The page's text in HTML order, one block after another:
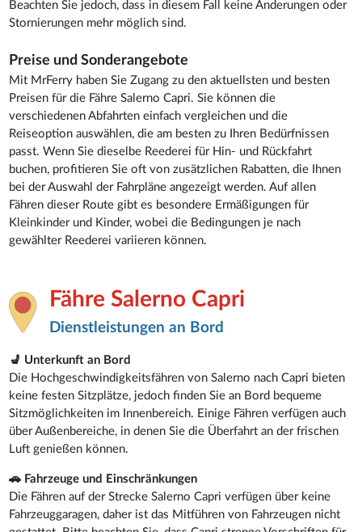
Beachten Sie jedoch, dass in diesem Fall keine Änderungen oder
Stornierungen mehr möglich sind.
Preise und Sonderangebote
Mit MrFerry haben Sie Zugang zu den aktuellsten und besten
Preisen für die Fähre Salerno Capri. Sie können die
verschiedenen Abfahrten einfach vergleichen und die
Reiseoption auswählen, die am besten zu Ihren Bedürfnissen
passt. Wenn Sie dieselbe Reederei für Hin- und Rückfahrt
buchen, profitieren Sie oft von zusätzlichen Rabatten, die Ihnen
bei der Auswahl der Fahrpläne angezeigt werden. Auf allen
Fähren dieser Route gibt es besondere Ermäßigungen für
Kleinkinder und Kinder, wobei die Bedingungen je nach
gewählter Reederei variieren können.
Fähre Salerno Capri
Dienstleistungen an Bord
💺 Unterkunft an Bord
Die Hochgeschwindigkeitsfähren von Salerno nach Capri bieten
keine festen Sitzplätze, jedoch finden Sie an Bord bequeme
Sitzmöglichkeiten im Innenbereich. Einige Fähren verfügen auch
über Außenbereiche, in denen Sie die Überfahrt an der frischen
Luft genießen können.
🚗 Fahrzeuge und Einschränkungen
Die Fähren auf der Strecke Salerno Capri verfügen über keine
Fahrzeuggaragen, daher ist das Mitführen von Fahrzeugen nicht